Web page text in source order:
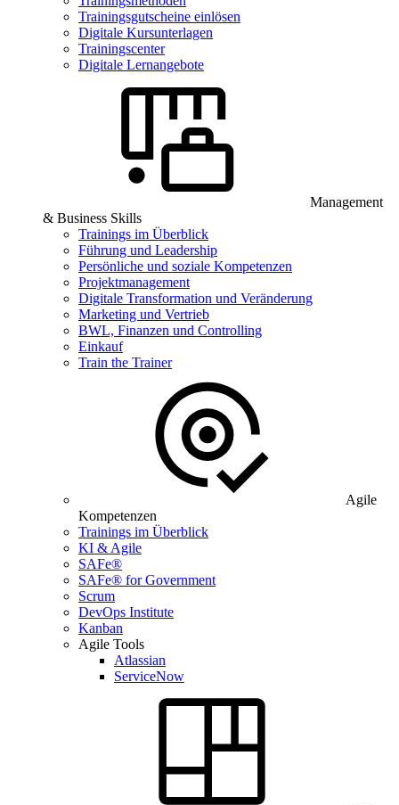
Trainingsgutscheine einlösen
Digitale Kursunterlagen
Trainingscenter
Digitale Lernangebote
Management
& Business Skills
Trainings im Überblick
Führung und Leadership
Persönliche und soziale Kompetenzen
Projektmanagement
Digitale Transformation und Veränderung
Marketing und Vertrieb
BWL, Finanzen und Controlling
Einkauf
Train the Trainer
Agile
Kompetenzen
Trainings im Überblick
KI & Agile
SAFe®
SAFe® for Government
Scrum
DevOps Institute
Kanban
Agile Tools
Atlassian
ServiceNow